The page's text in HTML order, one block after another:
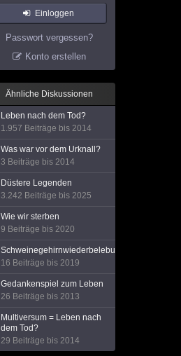
Einloggen
Passwort vergessen?
Konto erstellen
Ähnliche Diskussionen
Leben nach dem Tod?
1.957 Beiträge bis 2014
Was war vor dem Urknall?
3 Beiträge bis 2014
Düstere Legenden
3.242 Beiträge bis 2025
Wie wir sterben
9 Beiträge bis 2020
Schweinegehirnwiederbelebung
16 Beiträge bis 2019
Gedankenspiel zum Leben
26 Beiträge bis 2013
Multiversum = Leben nach
dem Tod?
29 Beiträge bis 2014